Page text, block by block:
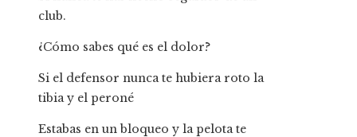
club.
¿Cómo sabes qué es el dolor?
Si el defensor nunca te hubiera roto la
tibia y el peroné
Estabas en un bloqueo y la pelota te